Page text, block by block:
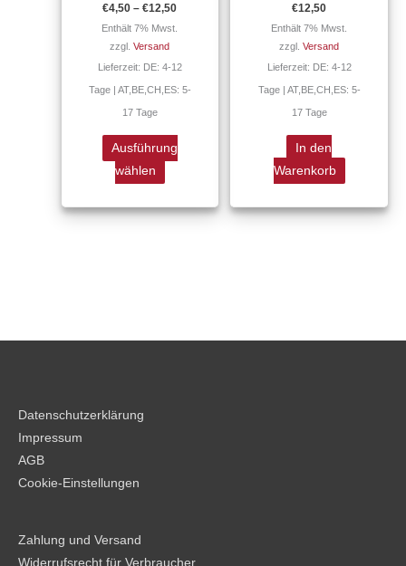
€4,50 –€12,50
Enthält 7% Mwst.
zzgl.Versand
Lieferzeit: DE: 4-12
Tage | AT,BE,CH,ES: 5-
17 Tage
Ausführung
wählen
Die
Optionen
gewählt
€12,50
Enthält 7% Mwst.
zzgl.Versand
Lieferzeit: DE: 4-12
Tage | AT,BE,CH,ES: 5-
17 Tage
In den
Warenkorb
Datenschutzerklärung
Impressum
AGB
Cookie-Einstellungen
Zahlung und Versand
Widerrufsrecht für Verbraucher